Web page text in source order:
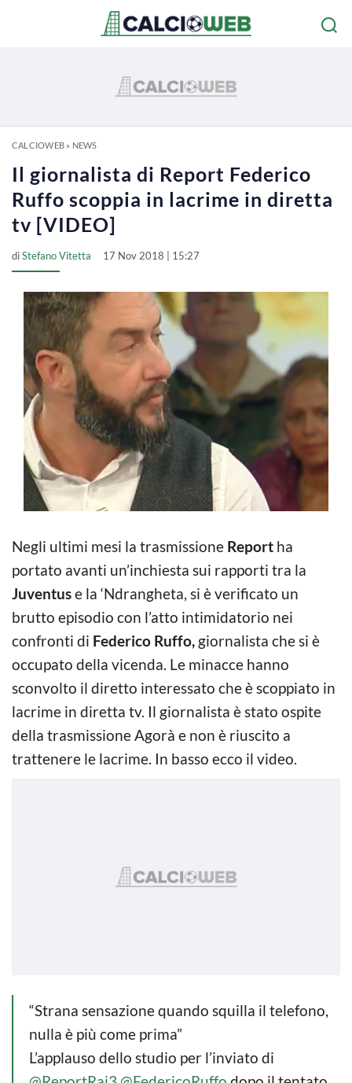
CALCIOWEB» NEWS
Il giornalista di Report Federico
Ruffo scoppia in lacrime in diretta
tv [VIDEO]
diStefano Vitetta 17 Nov 2018 | 15:27
Negli ultimi mesi la trasmissione Report ha
portato avanti un’inchiesta sui rapporti tra la
Juventuse la ‘Ndrangheta, si è verificato un
brutto episodio con l’atto intimidatorio nei
confronti di Federico Ruffo, giornalista che si è
occupato della vicenda. Le minacce hanno
sconvolto il diretto interessato che è scoppiato in
lacrime in diretta tv. Il giornalista è stato ospite
della trasmissione Agorà e non è riuscito a
trattenere le lacrime. In basso ecco il video.
“Strana sensazione quando squilla il telefono,
nulla è più come prima”
L’applauso dello studio per l’inviato di